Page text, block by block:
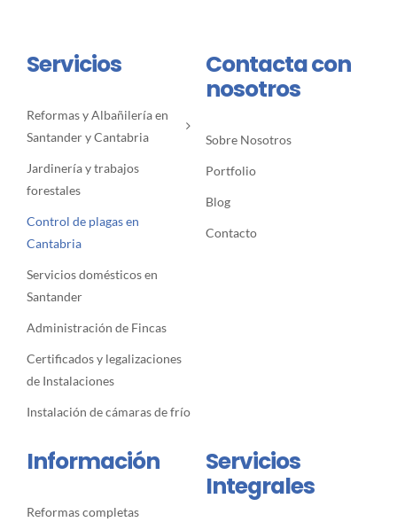
Servicios
Reformas y Albañilería en
Santander y Cantabria
Jardinería y trabajos
forestales
Control de plagas en
Cantabria
Servicios domésticos en
Santander
Administración de Fincas
Certificados y legalizaciones
de Instalaciones
Instalación de cámaras de frío
Contacta con
nosotros
Sobre Nosotros
Portfolio
Blog
Contacto
Información
Reformas completas
Servicios
Integrales